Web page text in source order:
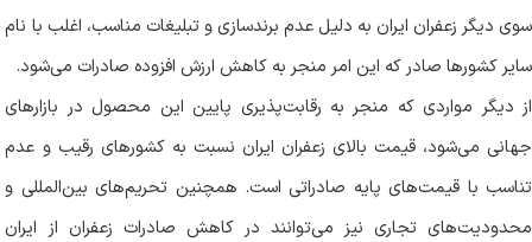
سوی دیگر زعفران ایران به دلیل عدم برندسازی و تبلیغات مناسب، اغلب با نام
سایر کشورها صادر که این امر منجر به کاهش ارزش افزوده صادرات می‌شود.
از دیگر مواردی که منجر به رقابت‌پذیری پایین این محصول در بازارهای
جهانی می‌شود، قیمت بالای زعفران ایران نسبت به کشورهای رقیب و عدم
تناسب با قیمت‌های پایه صادراتی است. همچنین تحریم‌های بین‌المللی و
محدودیت‌های تجاری نیز می‌توانند در کاهش صادرات زعفران از ایران